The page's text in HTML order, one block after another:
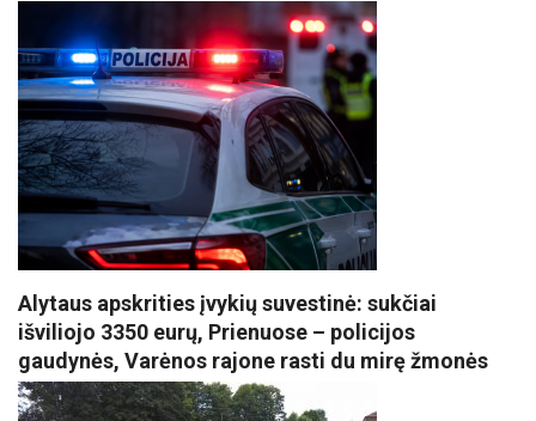
Alytaus apskrities įvykių suvestinė: sukčiai
išviliojo 3350 eurų, Prienuose – policijos
gaudynės, Varėnos rajone rasti du mirę žmonės